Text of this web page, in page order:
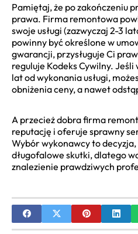
Pamiętaj, że po zakończeniu
prawa. Firma remontowa
swoje usługi (zazwyczaj 2-3
powinny być określone w
gwarancji, przysługuje Ci
reguluje Kodeks Cywilny. Jeśli
lat od wykonania usługi,
obniżenia ceny, a nawet
A przecież dobra firma
reputację i oferuje sprawny
Wybór wykonawcy to
długofalowe skutki, dlatego
znalezienie prawdziwych